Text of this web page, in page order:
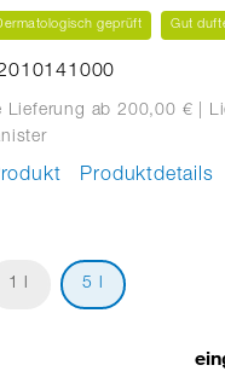
geprüft Gut
Lieferung ab 200,00 € |
Produktdetails
1 l 5 l